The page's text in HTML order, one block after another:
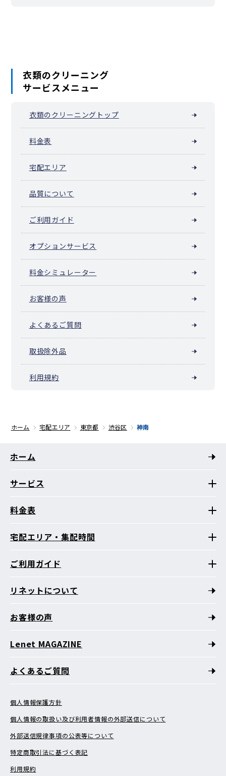
衣類のクリーニング
サービスメニュー
衣類のクリーニングトップ
料金表
宅配エリア
品質について
ご利用ガイド
オプションサービス
料金シミュレーター
お客様の声
よくあるご質問
取扱除外品
利用規約
ホーム 宅配エリア 東京都 渋谷区 神南
ホーム
サービス
料金表
宅配エリア・集配時間
ご利用ガイド
リネットについて
お客様の声
Lenet MAGAZINE
よくあるご質問
個人情報保護方針
個人情報の取扱い及び利用者情報の外部送信について
外部送信規律事項の公表等について
特定商取引法に基づく表記
利用規約